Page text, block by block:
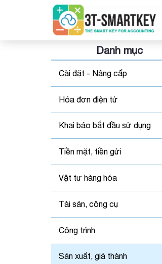
dung
Danh mục
Cài đặt - Nâng cấp
Hóa đơn điện tử
Khai báo bắt đầu sử dụng
Tiền mặt, tiền gửi
Vật tư hàng hóa
Tài sản, công cụ
Công trình
Sản xuất, giá thành